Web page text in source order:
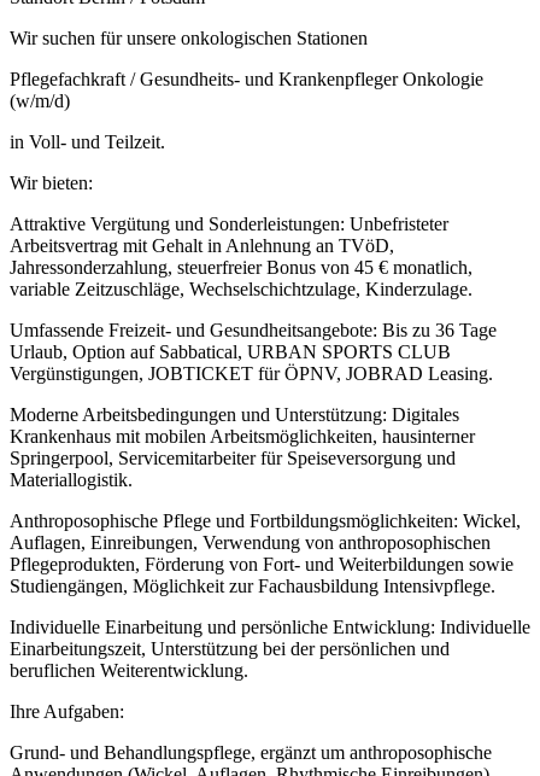
Wir suchen für unsere onkologischen Stationen
Pflegefachkraft / Gesundheits- und Krankenpfleger Onkologie
(w/m/d)
in Voll- und Teilzeit.
Wir bieten:
Attraktive Vergütung und Sonderleistungen: Unbefristeter
Arbeitsvertrag mit Gehalt in Anlehnung an TVöD,
Jahressonderzahlung, steuerfreier Bonus von 45 € monatlich,
variable Zeitzuschläge, Wechselschichtzulage, Kinderzulage.
Umfassende Freizeit- und Gesundheitsangebote: Bis zu 36 Tage
Urlaub, Option auf Sabbatical, URBAN SPORTS CLUB
Vergünstigungen, JOBTICKET für ÖPNV, JOBRAD Leasing.
Moderne Arbeitsbedingungen und Unterstützung: Digitales
Krankenhaus mit mobilen Arbeitsmöglichkeiten, hausinterner
Springerpool, Servicemitarbeiter für Speiseversorgung und
Materiallogistik.
Anthroposophische Pflege und Fortbildungsmöglichkeiten: Wickel,
Auflagen, Einreibungen, Verwendung von anthroposophischen
Pflegeprodukten, Förderung von Fort- und Weiterbildungen sowie
Studiengängen, Möglichkeit zur Fachausbildung Intensivpflege.
Individuelle Einarbeitung und persönliche Entwicklung: Individuelle
Einarbeitungszeit, Unterstützung bei der persönlichen und
beruflichen Weiterentwicklung.
Ihre Aufgaben:
Grund- und Behandlungspflege, ergänzt um anthroposophische